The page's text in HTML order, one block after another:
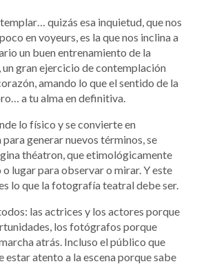
quizás esa inquietud, que nos
en voyeurs, es la que nos inclina a
un buen entrenamiento de la
un gran ejercicio de contemplación
amando lo que el sentido de la
a tu alma en definitiva.
lo físico y se convierte en
generar nuevos términos, se
théatron, que etimológicamente
lugar para observar o mirar. Y este
lo que la fotografía teatral debe ser.
las actrices y los actores porque
los fotógrafos porque
atrás. Incluso el público que
estar atento a la escena porque sabe